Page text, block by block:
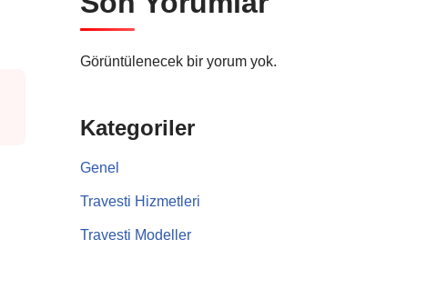
Görüntülenecek bir yorum yok.
Kategoriler
Genel
Travesti Hizmetleri
Travesti Modeller